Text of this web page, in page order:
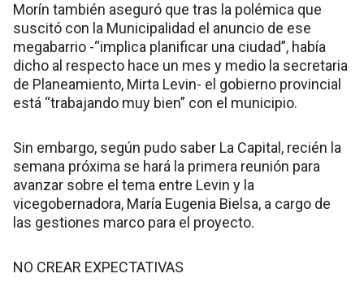
Morín también aseguró que tras la polémica que
suscitó con la Municipalidad el anuncio de ese
megabarrio -“implica planificar una ciudad”, había
dicho al respecto hace un mes y medio la secretaria
de Planeamiento, Mirta Levin- el gobierno provincial
está “trabajando muy bien” con el municipio.
Sin embargo, según pudo saber La Capital, recién la
semana próxima se hará la primera reunión para
avanzar sobre el tema entre Levin y la
vicegobernadora, María Eugenia Bielsa, a cargo de
las gestiones marco para el proyecto.
NO CREAR EXPECTATIVAS